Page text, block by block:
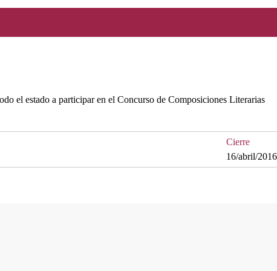
el estado a participar en el Concurso de Composiciones Literarias
Cierre
16/abril/2016